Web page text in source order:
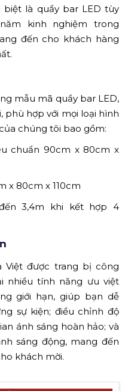
là quầy bar LED tùy
kinh nghiệm trong
đến cho khách hàng
mẫu mã quầy bar LED,
phù hợp với mọi loại hình
chúng tôi bao gồm:
chuẩn 90cm x 80cm x
x 80cm x 110cm
3,4m khi kết hợp 4
Việt được trang bị công
nhiều tính năng ưu việt
giới hạn, giúp bạn dễ
sự kiện; điều chỉnh độ
ánh sáng hoàn hảo; và
sáng động, mang đến
khách mời.